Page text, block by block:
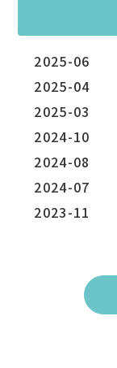
2025-06
2025-04
2025-03
2024-10
2024-08
2024-07
2023-11